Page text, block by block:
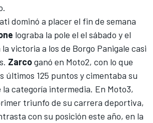
dominó a placer el fin de semana
lograba la pole el el sábado y el
victoria a los de Borgo Panigale casi
Zarcoganó en Moto2, con lo que
últimos 125 puntos y cimentaba su
categoría intermedia. En Moto3,
triunfo de su carrera deportiva,
con su posición este año, en la